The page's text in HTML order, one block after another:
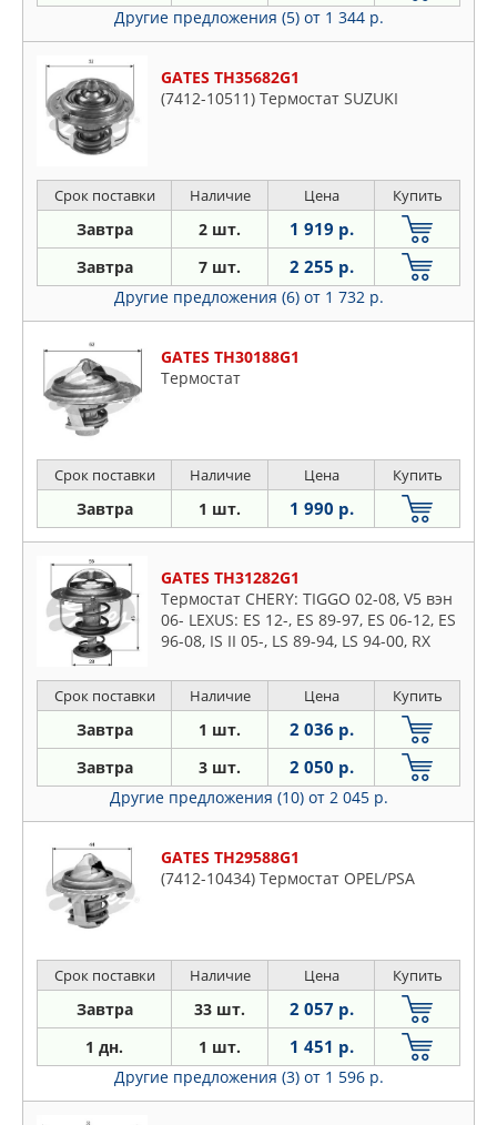
Другие предложения (5) от 1 344 р.
GATES TH35682G1
(7412-10511) Термостат SUZUKI
Срок поставки Наличие Цена Купить
Завтра 2 шт. 1 919 р.
Завтра 7 шт. 2 255 р.
Другие предложения (6) от 1 732 р.
GATES TH30188G1
Термостат
Срок поставки Наличие Цена Купить
Завтра 1 шт. 1 990 р.
GATES TH31282G1
Термостат CHERY: TIGGO 02-08, V5 вэн
06- LEXUS: ES 12-, ES 89-97, ES 06-12, ES
96-08, IS II 05-, LS 89-94, LS 94-00, RX
Срок поставки Наличие Цена Купить
Завтра 1 шт. 2 036 р.
Завтра 3 шт. 2 050 р.
Другие предложения (10) от 2 045 р.
GATES TH29588G1
(7412-10434) Термостат OPEL/PSA
Срок поставки Наличие Цена Купить
Завтра 33 шт. 2 057 р.
1 дн. 1 шт. 1 451 р.
Другие предложения (3) от 1 596 р.